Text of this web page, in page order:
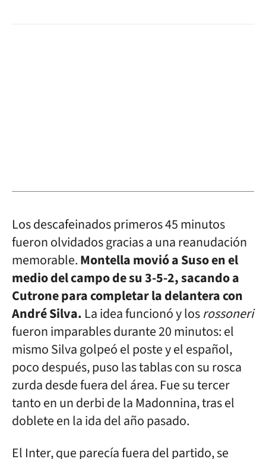
Los descafeinados primeros 45 minutos
fueron olvidados gracias a una reanudación
memorable.Montella movió a Suso en el
medio del campo de su 3-5-2, sacando a
Cutrone para completar la delantera con
André Silva. La idea funcionó y losrossoneri
fueron imparables durante 20 minutos: el
mismo Silva golpeó el poste y el español,
poco después, puso las tablas con su rosca
zurda desde fuera del área. Fue su tercer
tanto en un derbi de la Madonnina, tras el
doblete en la ida del año pasado.
El Inter, que parecía fuera del partido, se